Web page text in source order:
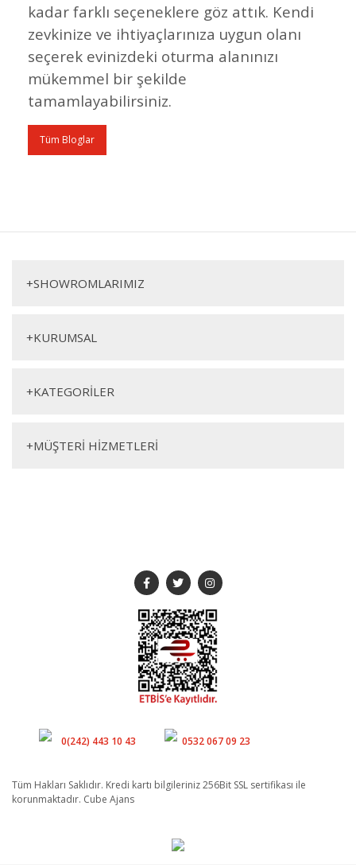
kadar farklı seçeneklere göz attık. Kendi
zevkinize ve ihtiyaçlarınıza uygun olanı
seçerek evinizdeki oturma alanınızı
mükemmel bir şekilde
tamamlayabilirsiniz.
Tüm Bloglar
+SHOWROMLARIMIZ
+KURUMSAL
+KATEGORİLER
+MÜŞTERİ HİZMETLERİ
0(242) 443 10 43
0532 067 09 23
Tüm Hakları Saklıdır. Kredi kartı bilgileriniz 256Bit SSL sertifikası ile
korunmaktadır. Cube Ajans